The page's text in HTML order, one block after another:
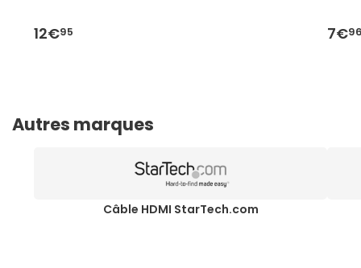
12€95 7€
Autres marques
Câble HDMI StarTech.com